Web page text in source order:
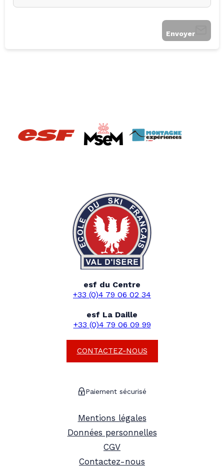
Envoyer
esf du Centre
+33 (0)4 79 06 02 34
esf La Daille
+33 (0)4 79 06 09 99
CONTACTEZ-NOUS
Paiement sécurisé
Mentions légales
Données personnelles
CGV
Contactez-nous